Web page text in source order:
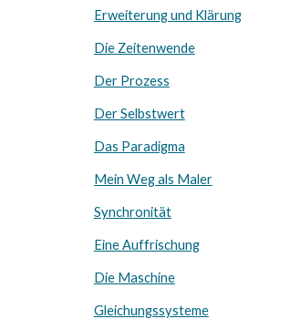
Erweiterung und Klärung
Die Zeitenwende
Der Prozess
Der Selbstwert
Das Paradigma
Mein Weg als Maler
Synchronität
Eine Auffrischung
Die Maschine
Gleichungssysteme